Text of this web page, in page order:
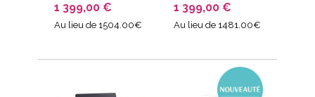
1 399,00 €
Au lieu de 1504.00€
1 399,00 €
Au lieu de 1481.00€